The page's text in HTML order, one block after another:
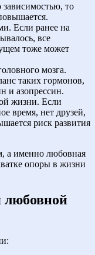
зависимостью, то
Если ранее на
все
тоже может
мозга.
таких гормонов,
и азопрессин.
жизни. Если
время, нет друзей,
риск развития
а именно любовная
опоры в жизни
любовной